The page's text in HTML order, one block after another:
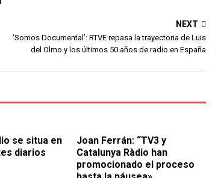
NEXT
‘Somos Documental’: RTVE repasa la trayectoria de Luis
del Olmo y los últimos 50 años de radio en España
se situa en
diarios
Joan Ferrán: “TV3 y
Catalunya Ràdio han
promocionado el proceso